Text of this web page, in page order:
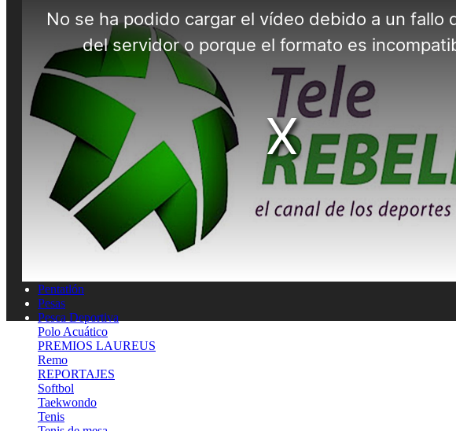
Cultura física
ENTREVISTAS
Esgrima
FUTBOL SALA
Gimnasia artistica
Gimnasia rítmica
Judo
Juegos Deportivos
MEDICINA DEL DEPORTE
MOTOCICLISMO
Natación
Natación artística
Náutica
OLIMPISMO
Paratletismo
Pentatlón
Pesas
Pesca Deportiva
Polo Acuático
PREMIOS LAUREUS
Remo
REPORTAJES
Softbol
Taekwondo
Tenis